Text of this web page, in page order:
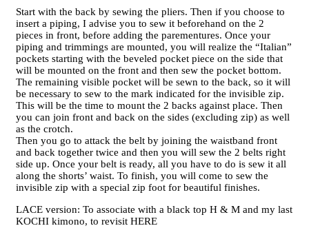
Start with the back by sewing the pliers. Then if you choose to
insert a piping, I advise you to sew it beforehand on the 2
pieces in front, before adding the parementures. Once your
piping and trimmings are mounted, you will realize the “Italian”
pockets starting with the beveled pocket piece on the side that
will be mounted on the front and then sew the pocket bottom.
The remaining visible pocket will be sewn to the back, so it will
be necessary to sew to the mark indicated for the invisible zip.
This will be the time to mount the 2 backs against place. Then
you can join front and back on the sides (excluding zip) as well
as the crotch.
Then you go to attack the belt by joining the waistband front
and back together twice and then you will sew the 2 belts right
side up. Once your belt is ready, all you have to do is sew it all
along the shorts’ waist. To finish, you will come to sew the
invisible zip with a special zip foot for beautiful finishes.
LACE version: To associate with a black top H & M and my last
KOCHI kimono, to revisit HERE